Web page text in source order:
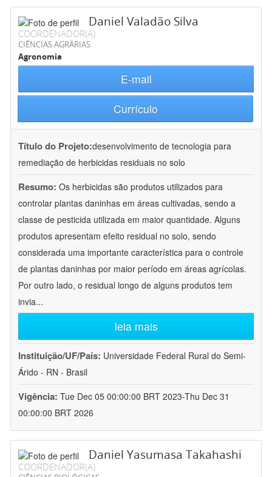
Daniel Valadão Silva
COORDENADOR(A)
CIÊNCIAS AGRÁRIAS
Agronomia
E-mail
Currículo
Título do Projeto:desenvolvimento de tecnologia para
remediação de herbicidas residuais no solo
Resumo: Os herbicidas são produtos utilizados para
controlar plantas daninhas em áreas cultivadas, sendo a
classe de pesticida utilizada em maior quantidade. Alguns
produtos apresentam efeito residual no solo, sendo
considerada uma importante característica para o controle
de plantas daninhas por maior período em áreas agrícolas.
Por outro lado, o residual longo de alguns produtos tem
invia...
leia mais
Instituição/UF/País: Universidade Federal Rural do Semi-
Árido - RN - Brasil
Vigência: Tue Dec 05 00:00:00 BRT 2023-Thu Dec 31
00:00:00 BRT 2026
Daniel Yasumasa Takahashi
COORDENADOR(A)